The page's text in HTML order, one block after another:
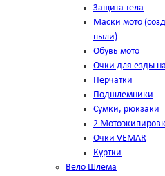
Защита тела
Маски мото
пыли)
Обувь мото
Очки для езды
Перчатки
Подшлемники
Сумки, рюкзаки
2
Очки VEMAR
Куртки
Вело Шлема